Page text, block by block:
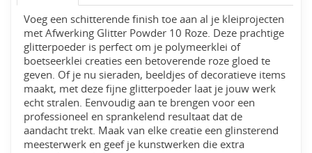
Voeg een schitterende finish toe aan al je kleiprojecten
met Afwerking Glitter Powder 10 Roze. Deze prachtige
glitterpoeder is perfect om je polymeerklei of
boetseerklei creaties een betoverende roze gloed te
geven. Of je nu sieraden, beeldjes of decoratieve items
maakt, met deze fijne glitterpoeder laat je jouw werk
echt stralen. Eenvoudig aan te brengen voor een
professioneel en sprankelend resultaat dat de
aandacht trekt. Maak van elke creatie een glinsterend
meesterwerk en geef je kunstwerken die extra